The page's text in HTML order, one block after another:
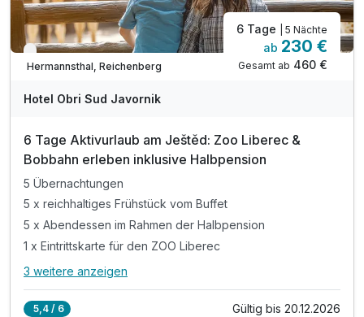
Verfügbar bis Dezember
Hermannsthal, Reichenberg
6 Tage | 5 Nächte
ab 230 €
Gesamt ab 460 €
Hotel Obri Sud Javornik
6 Tage Aktivurlaub am Ještěd: Zoo Liberec &
Bobbahn erleben inklusive Halbpension
5 Übernachtungen
5 x reichhaltiges Frühstück vom Buffet
5 x Abendessen im Rahmen der Halbpension
1 x Eintrittskarte für den ZOO Liberec
Alle Inklusivleistungen
3 weitere anzeigen
5,4 / 6 Gültig bis 20.12.2026